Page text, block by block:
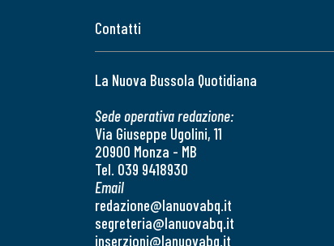
Contatti
La Nuova Bussola Quotidiana
Sede operativa redazione:
Via Giuseppe Ugolini, 11
20900 Monza - MB
Tel. 039 9418930
Email
redazione@lanuovabq.it
segreteria@lanuovabq.it
inserzioni@lanuovabq.it